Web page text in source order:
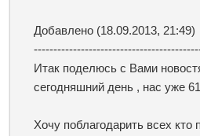
Добавлено (18.09.2013, 21:49)
Итак поделюсь с Вами
сегодняшний день , нас уже
Хочу поблагодарить всех кто